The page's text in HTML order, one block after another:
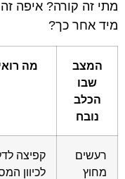
מתי זה קורה? איפה
מיד אחר כך?
המצב
שבו
הכלב
נובח
מה
רעשים
מחוץ
קפיצה
לכיוון